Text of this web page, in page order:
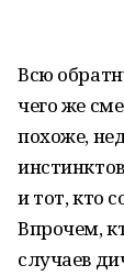
Всю
чего же
похоже,
и тот, кто
Впрочем,
случаев